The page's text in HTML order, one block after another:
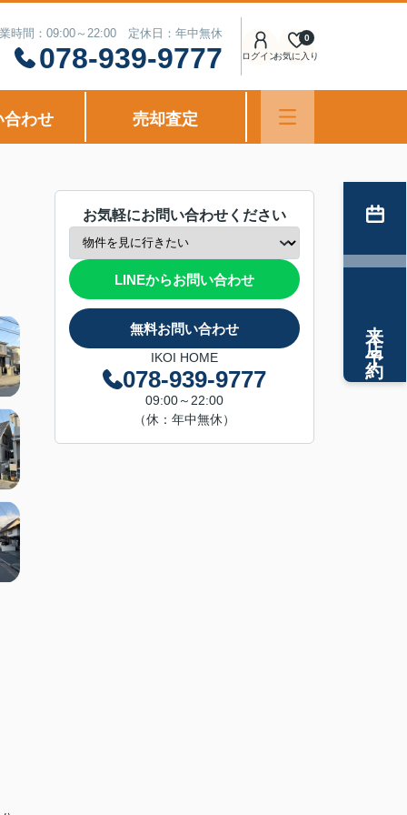
時間：09:00～22:00 定休日：年中無休
078-939-9777 ログインお気に入り
0
合わせ 売却査定
お気軽にお問い合わせください
LINEからお問い合わせ
無料お問い合わせ
IKOI HOME
078-939-9777
09:00～22:00
（休：年中無休）
来店予約